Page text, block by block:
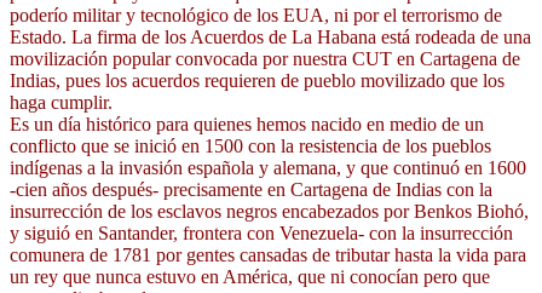
poderío militar y tecnológico de los EUA, ni por el terrorismo de
Estado. La firma de los Acuerdos de La Habana está rodeada de una
movilización popular convocada por nuestra CUT en Cartagena de
Indias, pues los acuerdos requieren de pueblo movilizado que los
haga cumplir.
Es un día histórico para quienes hemos nacido en medio de un
conflicto que se inició en 1500 con la resistencia de los pueblos
indígenas a la invasión española y alemana, y que continuó en 1600
-cien años después- precisamente en Cartagena de Indias con la
insurrección de los esclavos negros encabezados por Benkos Biohó,
y siguió en Santander, frontera con Venezuela- con la insurrección
comunera de 1781 por gentes cansadas de tributar hasta la vida para
un rey que nunca estuvo en América, que ni conocían pero que